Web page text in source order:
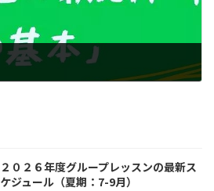
２０２６年度グループレッスンの最新ス
ケジュール（夏期：7-9月）